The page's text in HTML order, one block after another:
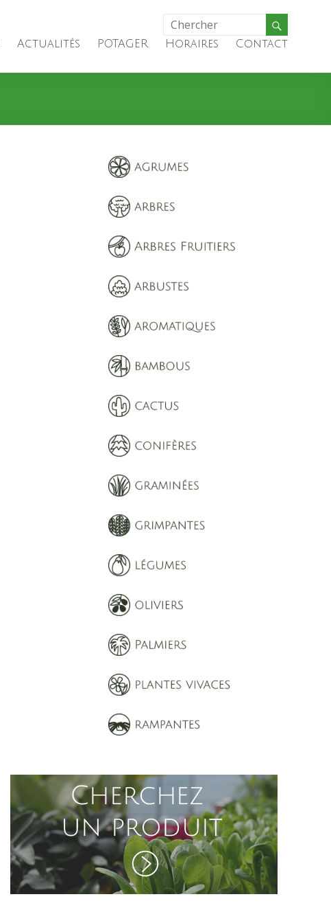
Actualités POTAGER Horaires Contact